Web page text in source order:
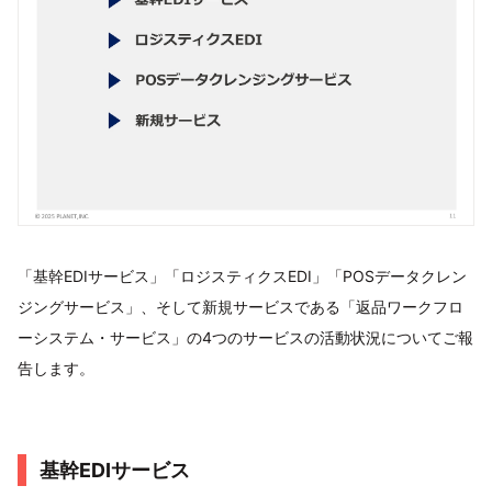
「基幹EDIサービス」「ロジスティクスEDI」「POSデータクレン
ジングサービス」、そして新規サービスである「返品ワークフロ
ーシステム・サービス」の4つのサービスの活動状況についてご報
告します。
基幹EDIサービス